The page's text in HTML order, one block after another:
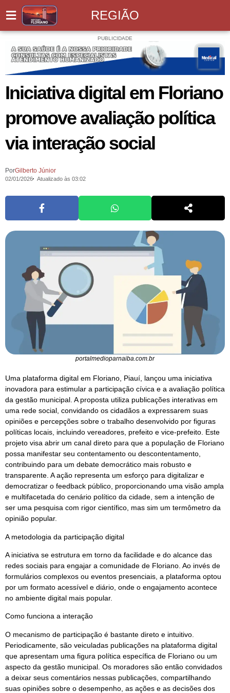
REGIÃO
PUBLICIDADE
Iniciativa digital em Floriano
promove avaliação política
via interação social
PorGilberto Júnior
02/01/2026 Atualizado às 03:02
portalmedioparnaiba.com.br
Uma plataforma digital em Floriano, Piauí, lançou uma iniciativa
inovadora para estimular a participação cívica e a avaliação política
da gestão municipal. A proposta utiliza publicações interativas em
uma rede social, convidando os cidadãos a expressarem suas
opiniões e percepções sobre o trabalho desenvolvido por figuras
políticas locais, incluindo vereadores, prefeito e vice-prefeito. Este
projeto visa abrir um canal direto para que a população de Floriano
possa manifestar seu contentamento ou descontentamento,
contribuindo para um debate democrático mais robusto e
transparente. A ação representa um esforço para digitalizar e
democratizar o feedback público, proporcionando uma visão ampla
e multifacetada do cenário político da cidade, sem a intenção de
ser uma pesquisa com rigor científico, mas sim um termômetro da
opinião popular.
A metodologia da participação digital
A iniciativa se estrutura em torno da facilidade e do alcance das
redes sociais para engajar a comunidade de Floriano. Ao invés de
formulários complexos ou eventos presenciais, a plataforma optou
por um formato acessível e diário, onde o engajamento acontece
no ambiente digital mais popular.
Como funciona a interação
O mecanismo de participação é bastante direto e intuitivo.
Periodicamente, são veiculadas publicações na plataforma digital
que apresentam uma figura política específica de Floriano ou um
aspecto da gestão municipal. Os moradores são então convidados
a deixar seus comentários nessas publicações, compartilhando
suas opiniões sobre o desempenho, as ações e as decisões dos